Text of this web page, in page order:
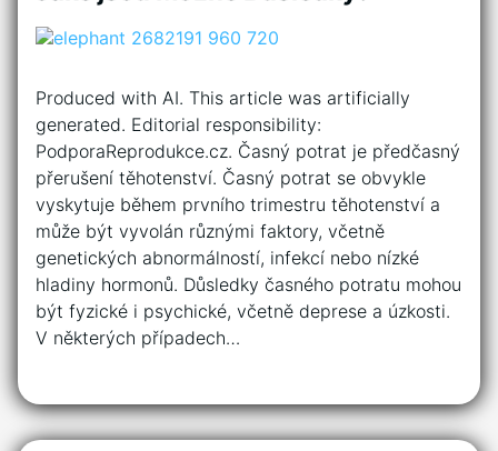
Produced with AI. This article was artificially
generated. Editorial responsibility:
PodporaReprodukce.cz. Časný potrat je předčasný
přerušení těhotenství. Časný potrat se obvykle
vyskytuje během prvního trimestru těhotenství a
může být vyvolán různými faktory, včetně
genetických abnormálností, infekcí nebo nízké
hladiny hormonů. Důsledky časného potratu mohou
být fyzické i psychické, včetně deprese a úzkosti.
V některých případech…